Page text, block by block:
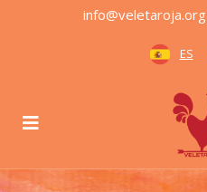
info@veletaroja.org
ES